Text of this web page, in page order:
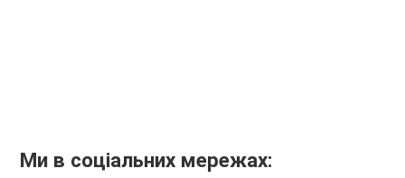
Ми в соціальних мережах: